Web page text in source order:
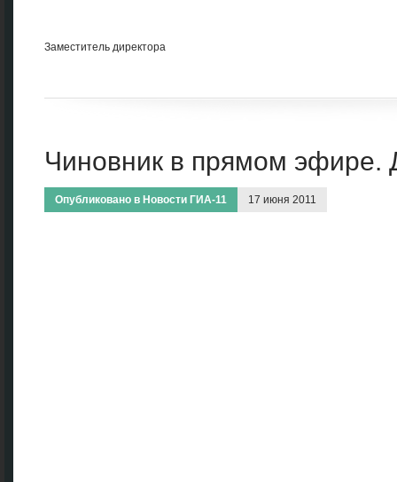
Заместитель директора
Чиновник в прямом эфире.
Опубликовано в Новости ГИА-11 17 июня 2011